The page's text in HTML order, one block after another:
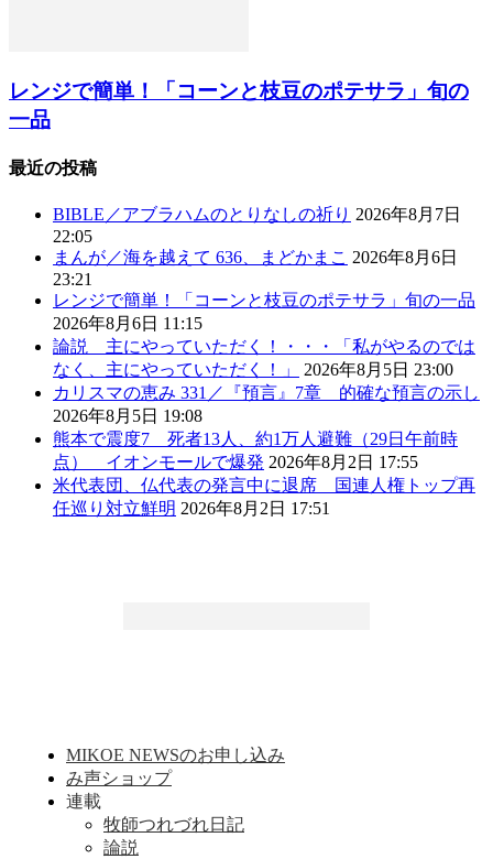
レンジで簡単！「コーンと枝豆のポテサラ」旬の
一品
最近の投稿
BIBLE／アブラハムのとりなしの祈り 2026年8月7日
22:05
まんが／海を越えて 636、まどかまこ 2026年8月6日
23:21
レンジで簡単！「コーンと枝豆のポテサラ」旬の一品
2026年8月6日 11:15
論説 主にやっていただく！・・・「私がやるのでは
なく、主にやっていただく！」
2026年8月5日 23:00
カリスマの恵み 331／『預言』7章 的確な預言の示し
2026年8月5日 19:08
熊本で震度7 死者13人、約1万人避難（29日午前時
点） イオンモールで爆発 2026年8月2日 17:55
米代表団、仏代表の発言中に退席 国連人権トップ再
任巡り対立鮮明 2026年8月2日 17:51
MIKOE NEWSのお申し込み
み声ショップ
連載
牧師つれづれ日記
論説